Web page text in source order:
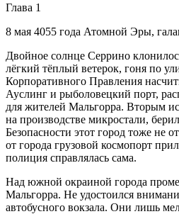
Глава 1
8 мая 4055 года Атомной Эры,
Двойное солнце Серрино
лёгкий тёплый ветерок, гоня по
Корпоративного Правления
Ауслинг и рыболовецкий порт,
для жителей Мальгорра. Вторым
на производстве микростали,
Безопасности этот город тоже не
от города грузовой космопорт
полиция справлялась сама.
Над южной окраиной города
Мальгорра. Не удостоился
автобусного вокзала. Они лишь